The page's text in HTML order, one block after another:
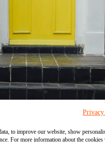
to improve our website, show
For more information about the cookies